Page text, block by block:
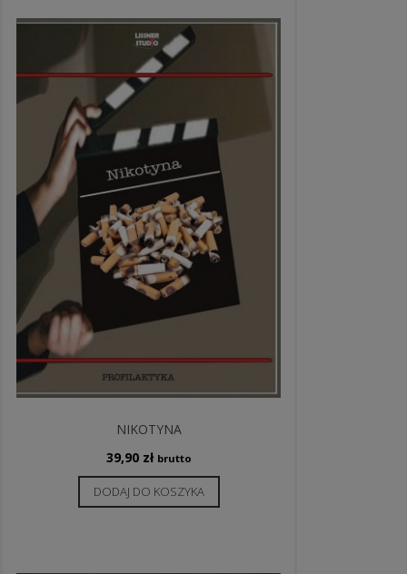
NIKOTYNA
39,90 zł brutto
DODAJ DO KOSZYKA